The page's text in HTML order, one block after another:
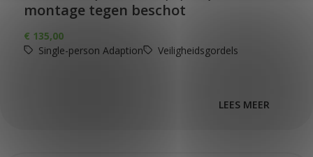
montage tegen beschot
€ 135,00
Single-person Adaption
Veiligheidsgordels
LEES MEER